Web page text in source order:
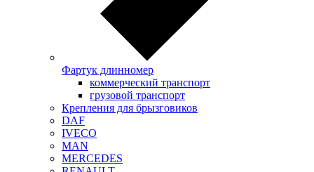
Фартук длинномер
коммерческий транспорт
грузовой транспорт
Крепления для брызговиков
DAF
IVECO
MAN
MERCEDES